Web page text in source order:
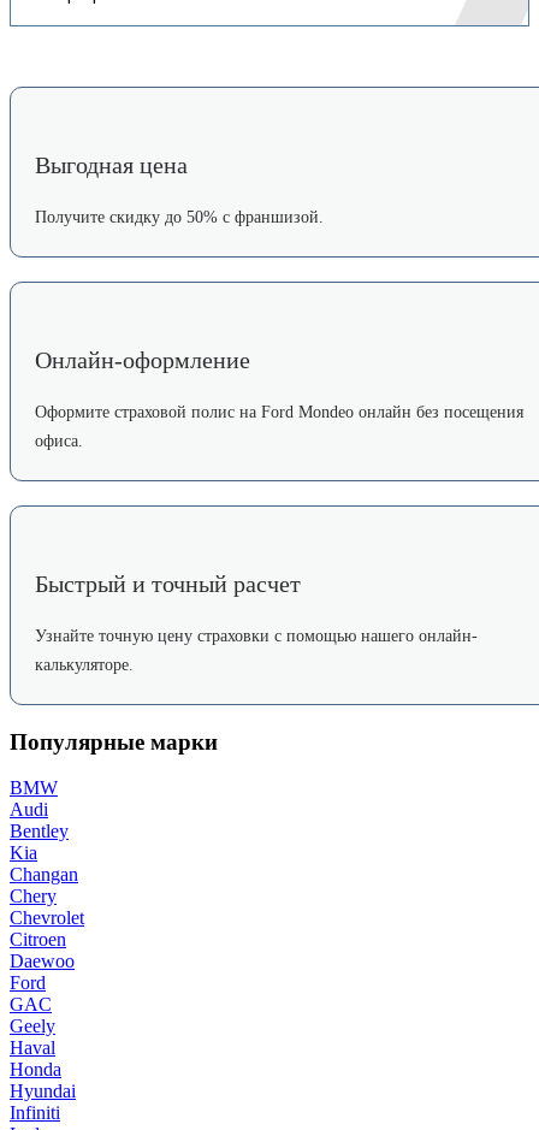
Выгодная цена
Получите скидку до 50% с франшизой.
Онлайн-оформление
Оформите страховой полис на Ford Mondeo онлайн без посещения
офиса.
Быстрый и точный расчет
Узнайте точную цену страховки с помощью нашего онлайн-
калькуляторе.
Популярные марки
BMW
Audi
Bentley
Kia
Changan
Chery
Chevrolet
Citroen
Daewoo
Ford
GAC
Geely
Haval
Honda
Hyundai
Infiniti